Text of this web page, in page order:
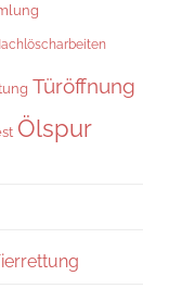
Türöffnung
Ölspur